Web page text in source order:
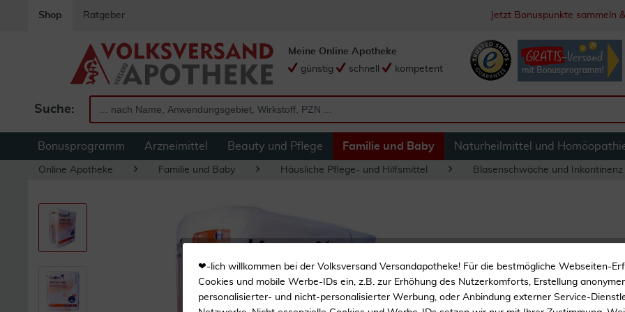
Shop Ratgeber Jetzt Bonuspunkte sammeln
Suche:
Meine Online Apotheke
günstig
schnell kompetent
Bonusprogramm Arzneimittel Beauty und Pflege Familie und Baby Naturheilmittel und
Online Apotheke Familie und Baby Häusliche Pflege- und Hilfsmittel Blasenschwäche und Inkontinenz
Kolibri Comfort
❤-lich willkommen bei der Volksversand Versandapotheke! Für die bestmögliche Webseiten-
Cookies und mobile Werbe-IDs ein, z.B. zur Erhöhung des Nutzerkomforts, Erstellung
personalisierter- und nicht-personalisierter Werbung, oder Anbindung externer Service-